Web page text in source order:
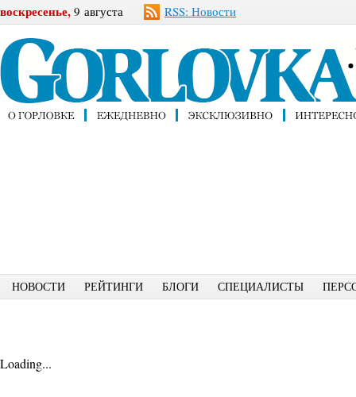
воскресенье, 9 августа RSS: Новости
НОВОСТИ РЕЙТИНГИ БЛОГИ СПЕЦИАЛИСТЫ
Loading...